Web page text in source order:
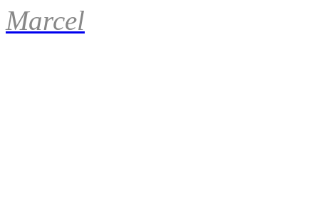
Marcel